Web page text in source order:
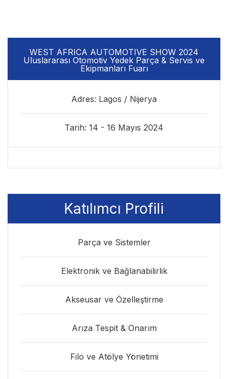
WEST AFRICA AUTOMOTIVE SHOW 2024
Uluslararası Otomotiv Yedek Parça & Servis ve
Ekipmanları Fuarı
Adres: Lagos / Nijerya
Tarih: 14 - 16 Mayıs 2024
Katılımcı Profili
Parça ve Sistemler
Elektronik ve Bağlanabilirlik
Akseusar ve Özelleştirme
Arıza Tespit & Onarım
Filo ve Atölye Yönetimi